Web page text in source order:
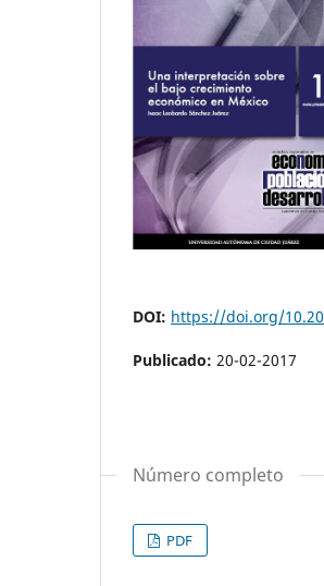
DOI: https://doi.org/
Publicado: 20-02-2017
Número completo
PDF